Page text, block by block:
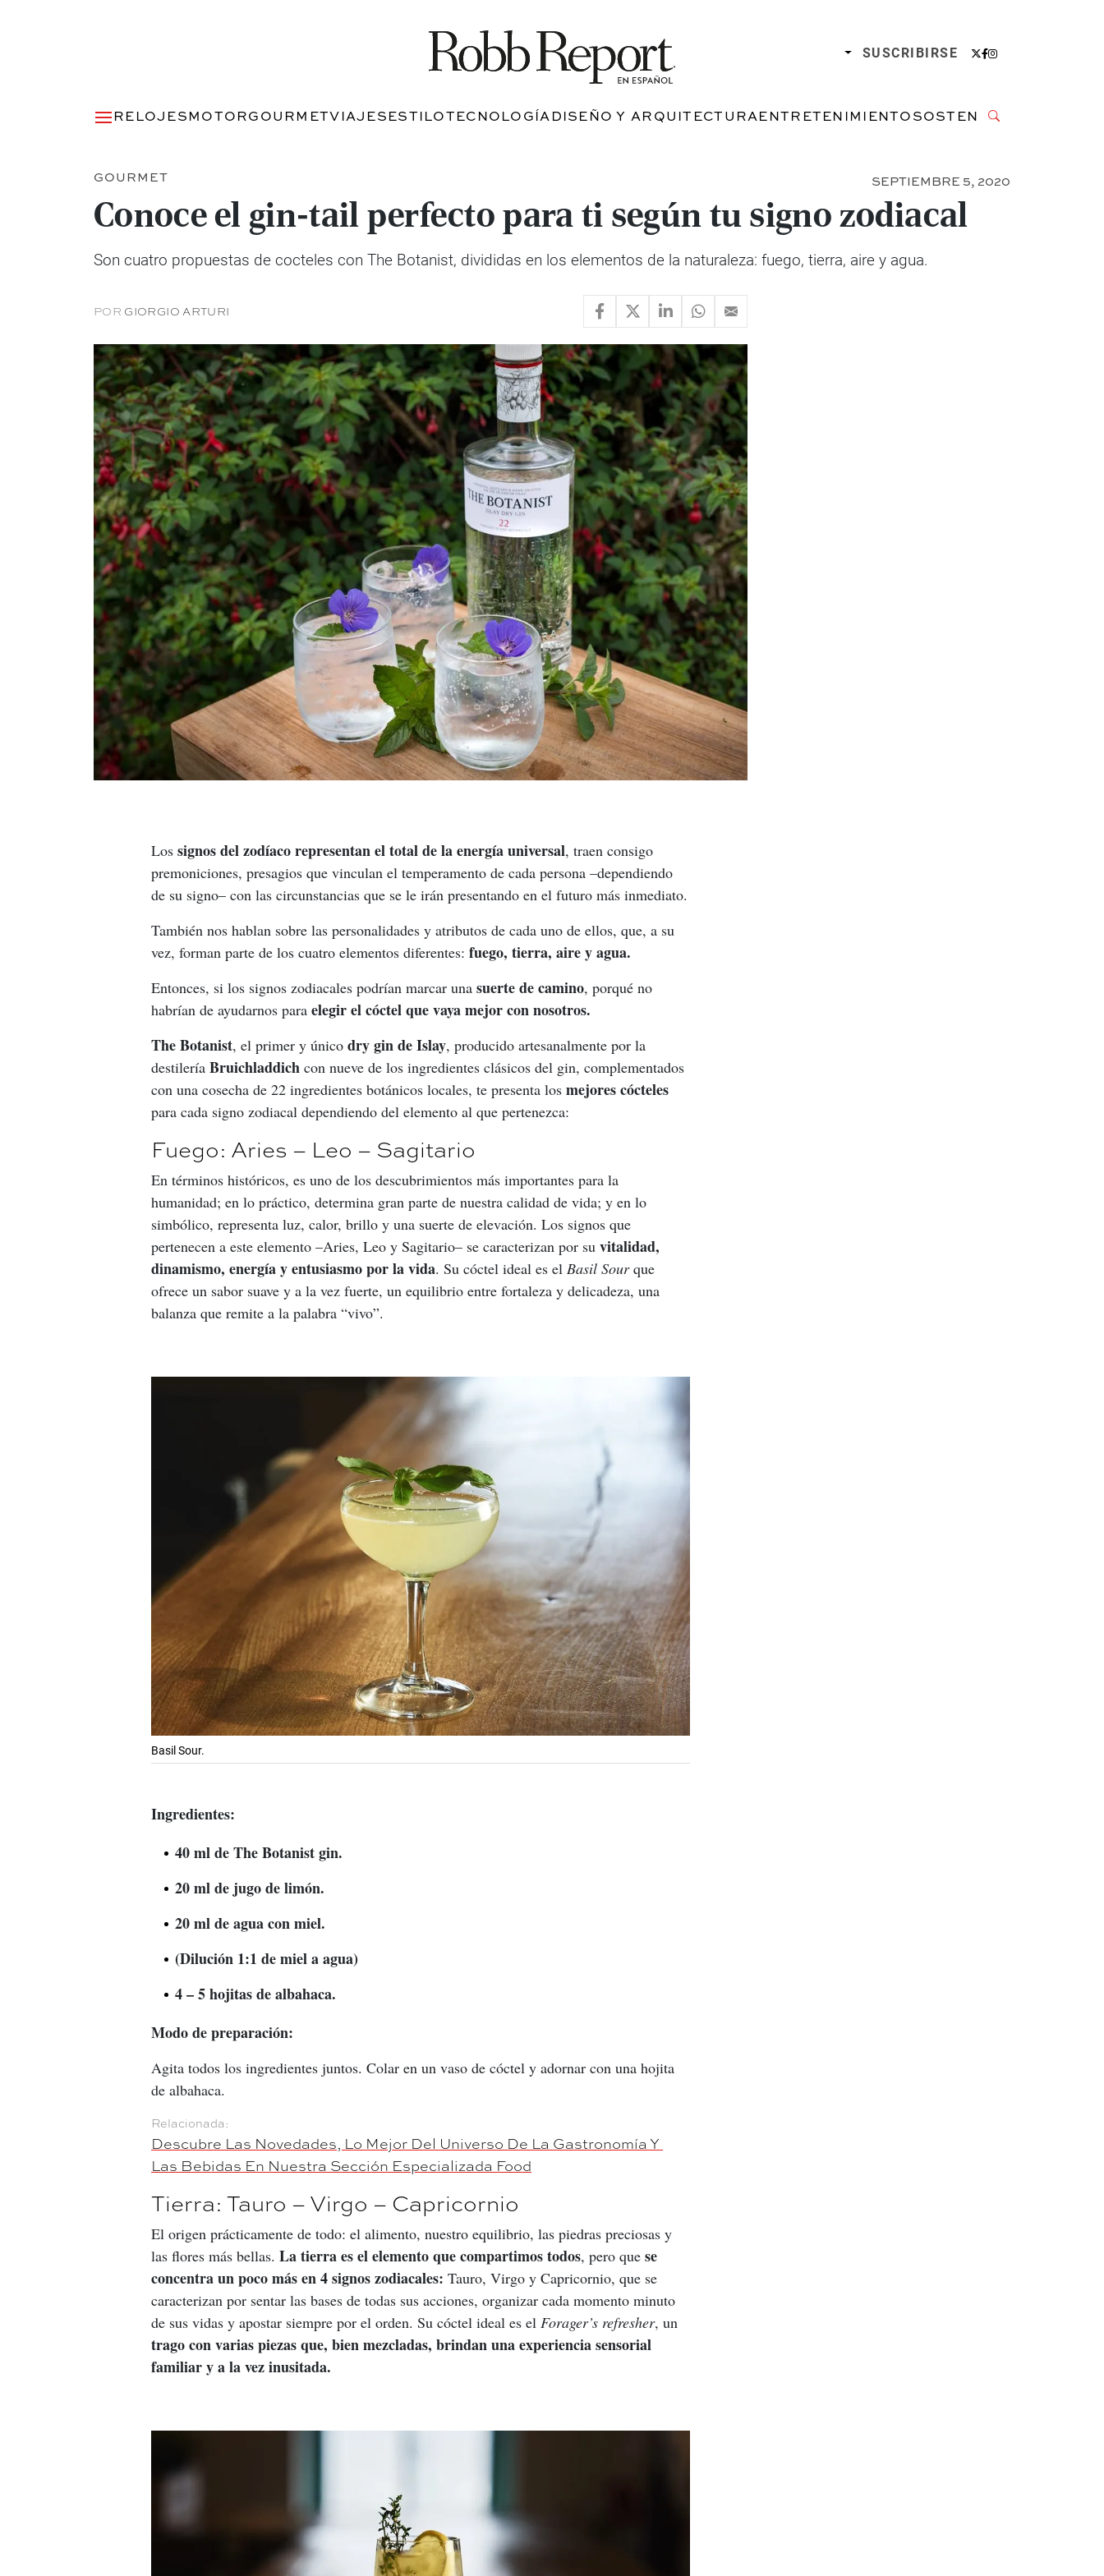
SUSCRIBIRSE
RELOJESMOTORGOURMETVIAJESESTILOTECNOLOGÍADISEÑO Y ARQUITECTURAENTRETENIMIENTOSOSTENIBILIDAD
GOURMET SEPTIEMBRE 5, 2020
Conoce el gin-tail perfecto para ti según tu signo zodiacal
Son cuatro propuestas de cocteles con The Botanist, divididas en los elementos de la naturaleza: fuego, tierra, aire y agua.
POR GIORGIO ARTURI
Los signos del zodíaco representan el total de la energía universal, traen consigo
premoniciones, presagios que vinculan el temperamento de cada persona –dependiendo
de su signo– con las circunstancias que se le irán presentando en el futuro más inmediato.
También nos hablan sobre las personalidades y atributos de cada uno de ellos, que, a su
vez, forman parte de los cuatro elementos diferentes: fuego, tierra, aire y agua.
Entonces, si los signos zodiacales podrían marcar una suerte de camino, porqué no
habrían de ayudarnos para elegir el cóctel que vaya mejor con nosotros.
The Botanist, el primer y único dry gin de Islay, producido artesanalmente por la
destilería Bruichladdich con nueve de los ingredientes clásicos del gin, complementados
con una cosecha de 22 ingredientes botánicos locales, te presenta los mejores cócteles
para cada signo zodiacal dependiendo del elemento al que pertenezca:
Fuego: Aries – Leo – Sagitario
En términos históricos, es uno de los descubrimientos más importantes para la
humanidad; en lo práctico, determina gran parte de nuestra calidad de vida; y en lo
simbólico, representa luz, calor, brillo y una suerte de elevación. Los signos que
pertenecen a este elemento –Aries, Leo y Sagitario– se caracterizan por su vitalidad,
dinamismo, energía y entusiasmo por la vida. Su cóctel ideal es el Basil Sour que
ofrece un sabor suave y a la vez fuerte, un equilibrio entre fortaleza y delicadeza, una
balanza que remite a la palabra “vivo”.
Basil Sour.
Ingredientes:
40 ml de The Botanist gin.
20 ml de jugo de limón.
20 ml de agua con miel.
(Dilución 1:1 de miel a agua)
4 – 5 hojitas de albahaca.
Modo de preparación:
Agita todos los ingredientes juntos. Colar en un vaso de cóctel y adornar con una hojita
de albahaca.
Descubre Las Novedades, Lo Mejor Del Universo De La Gastronomía Y
Las Bebidas En Nuestra Sección Especializada Food
Tierra: Tauro – Virgo – Capricornio
El origen prácticamente de todo: el alimento, nuestro equilibrio, las piedras preciosas y
las flores más bellas. La tierra es el elemento que compartimos todos, pero que se
concentra un poco más en 4 signos zodiacales: Tauro, Virgo y Capricornio, que se
caracterizan por sentar las bases de todas sus acciones, organizar cada momento minuto
de sus vidas y apostar siempre por el orden. Su cóctel ideal es el Forager’s refresher, un
trago con varias piezas que, bien mezcladas, brindan una experiencia sensorial
familiar y a la vez inusitada.